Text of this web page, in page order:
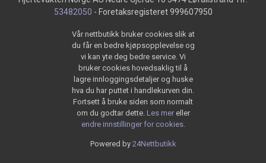
53482050 - Foretaksregisteret 999607950
Vår nettbutikk bruker cookies slik at
du får en bedre kjøpsopplevelse og
vi kan yte deg bedre service. Vi
bruker cookies hovedsaklig til å
lagre innloggingsdetaljer og huske
hva du har puttet i handlekurven din.
Fortsett å bruke siden som normalt
om du godtar dette. Les mer eller
endre innstillinger for cookies.
Powered by 24Nettbutikk